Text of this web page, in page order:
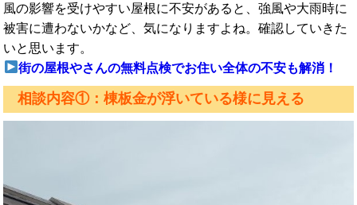
風の影響を受けやすい屋根に不安があると、強風や大雨時に
被害に遭わないかなど、気になりますよね。確認していきた
いと思います。
街の屋根やさんの無料点検でお住い全体の不安も解消！
相談内容①：棟板金が浮いている様に見える